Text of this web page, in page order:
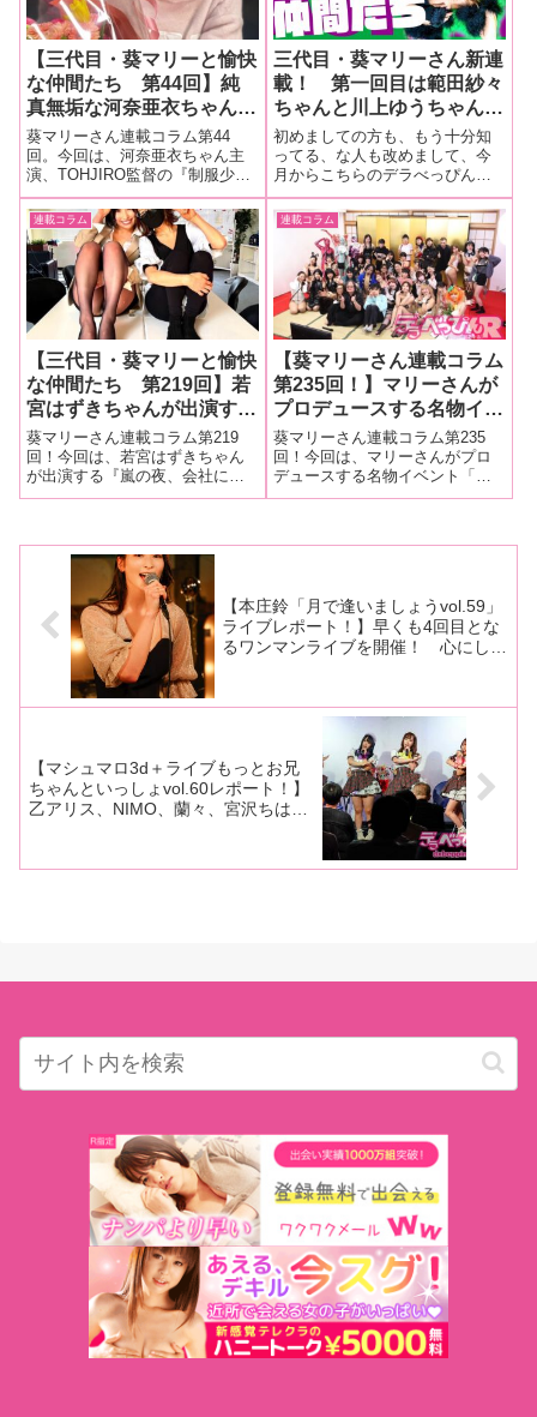
【三代目・葵マリーと愉快
な仲間たち 第44回】純
真無垢な河奈亜衣ちゃんが
串刺しに！ TOHJIRO監
督の『制服少女 串刺し拷
問 河奈亜依』大量画像で
レポート！
葵マリーさん連載コラム第44
回。今回は、河奈亜衣ちゃん主
演、TOHJIRO監督の『制服少女
串刺し拷問 河奈亜依』（ドグ
マ）を大量画像でレポート！■マ
リーさんの今までの連載はこち
ら『制服少女 串刺し拷問 河奈亜
依』撮影現場をレポート！こん
三代目・葵マリーさん新連
載！ 第一回目は範田紗々
ちゃんと川上ゆうちゃん出
演の配信番組を大量画像で
レポート！！【三代目・葵
マリーと愉快な仲間たち】
初めましての方も、もう十分知
ってる、な人も改めまして、今
月からこちらのデラべっぴんさ
んでお世話になります三代目・
葵マリーです。どうぞ宜しくお
願いします！多分、毎週金曜日
に記事が更新されると思いま
す。以前、連載させて頂いてい
たFANZAニュー
連載コラム
【三代目・葵マリーと愉快
な仲間たち 第219回】若
宮はずきちゃんが出演する
『嵐の夜、会社に閉じ込め
られた女上司と二人きり
若宮はずき』（グローバ
ル・メディア）の現場を大
葵マリーさん連載コラム第219
回！今回は、若宮はずきちゃん
が出演する『嵐の夜、会社に閉
じ込められた女上司と二人きり
ポート！■マリーさんの今までの
連載はこちら『嵐の夜、会社に
連載コラム
【葵マリーさん連載コラム
第235回！】マリーさんが
プロデュースする名物イベ
ント「フェチフェス
24」。明るく楽しい変態
さんたちが大集合！ その
様子を大量画像でレポー
葵マリーさん連載コラム第235
回！今回は、マリーさんがプロ
デュースする名物イベント「フ
ェチフェス24」。明るく楽しい
【本庄鈴「月で逢いましょうvol.59」
ライブレポート！】早くも4回目とな
るワンマンライブを開催！ 心にしみ
【マシュマロ3d＋ライブもっとお兄
ちゃんといっしょvol.60レポート！】
乙アリス、NIMO、蘭々、宮沢ちはる
ライブと懐かしい光景にファン歓喜！